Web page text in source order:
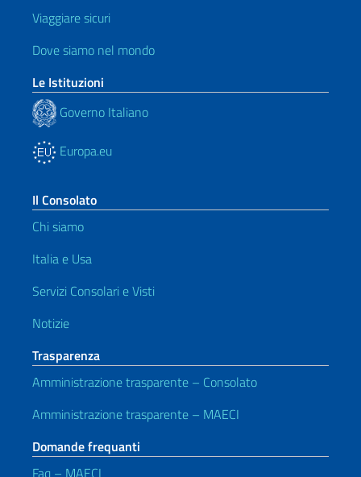
Viaggiare sicuri
Dove siamo nel mondo
Le Istituzioni
Governo Italiano
Europa.eu
Il Consolato
Chi siamo
Italia e Usa
Servizi Consolari e Visti
Notizie
Trasparenza
Amministrazione trasparente – Consolato
Amministrazione trasparente – MAECI
Domande frequanti
Faq – MAECI